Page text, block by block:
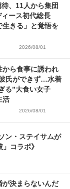
、11人から集団
ース初代総長
生きる」と覚悟を
2026/08/01
から食事に誘われ
氏ができず…水着
る”大食い女子
活
2026/08/01
ン・ステイサムが
コラボ》
が決まらないんだ